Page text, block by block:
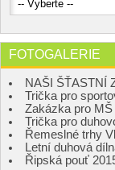
FOTOGALERIE
NAŠI ŠŤASTNÍ
Trička pro
Zakázka pro MŠ
Trička pro
Řemeslné trhy
Letní duhová
Řipská pouť